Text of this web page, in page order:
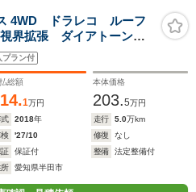
4WD ドラレコ ルーフ
界拡張 ダイアトーンナ
ィオ USB フロントカ
メラ スマートリヤビュ
プラン付
総額
1万円
本体価格
203.5万円
式
2018年 走行 5.0万km
'27/10 修復
なし
証
保証付 整備
法定整備付
所
愛知県半田市